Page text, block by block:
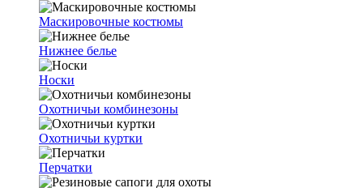
Маскировочные костюмы
Нижнее белье
Носки
Охотничьи комбинезоны
Охотничьи куртки
Перчатки